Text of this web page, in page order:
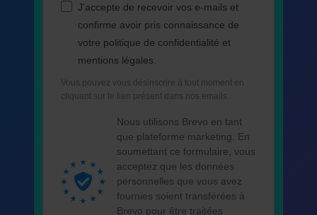
J'accepte de recevoir vos e-mails et
confirme avoir pris connaissance de
votre politique de confidentialité et
mentions légales.
Vous pouvez vous désinscrire à tout moment en
cliquant sur le lien présent dans nos emails.
Nous utilisons Brevo en tant
que plateforme marketing. En
soumettant ce formulaire, vous
acceptez que les données
personnelles que vous avez
fournies soient transférées à
Brevo pour être traitées